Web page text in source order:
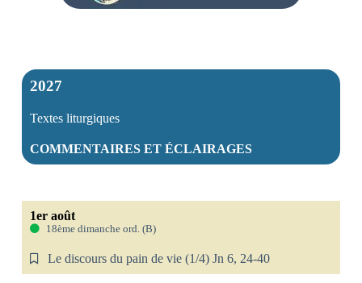
2027
Textes liturgiques
COMMENTAIRES ET ÉCLAIRAGES
1er août
18ème dimanche ord. (B)
Le discours du pain de vie (1/4) Jn 6, 24-40